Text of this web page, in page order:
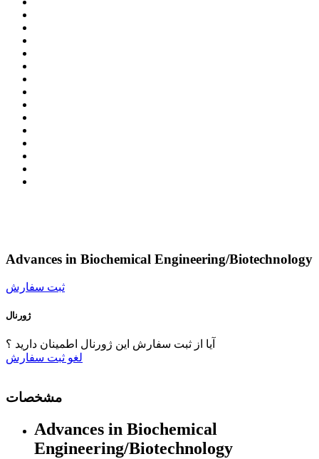
Advances in Biochemical Engineering/Biotechnology
ثبت سفارش
ژورنال
آیا از ثبت سفارش این ژورنال اطمینان دارید ؟
لغو ثبت سفارش
مشخصات
Advances in Biochemical
Engineering/Biotechnology